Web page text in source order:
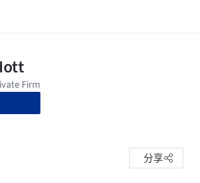
分享